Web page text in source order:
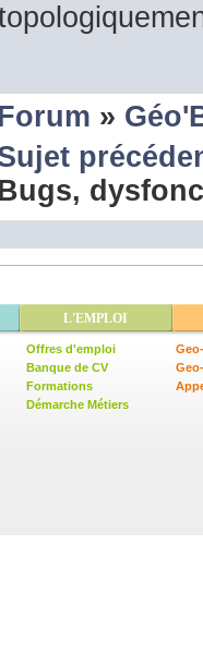
»
L'EMPLOI
Offres d'emploi
Banque de CV
Formations
Démarche Métiers